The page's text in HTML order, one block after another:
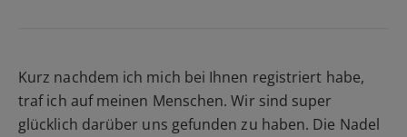
Kurz nachdem ich mich bei Ihnen registriert habe,
traf ich auf meinen Menschen. Wir sind super
glücklich darüber uns gefunden zu haben. Die Nadel